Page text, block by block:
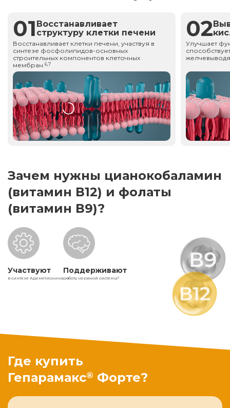
01 Восстанавливает
структуру клетки печени
Восстанавливает клетки печени, участвуя в
синтезе фосфолипидов-основных
строительных компонентов клеточных
мембран.6,7
02
Улучшает
Зачем нужны цианокобаламин
(витамин В12) и фолаты
(витамин В9)?
Участвуют
в синтезе Адеметионина
Поддерживают
работу нервной системы5
Где купить
Гепарамакс® Форте?